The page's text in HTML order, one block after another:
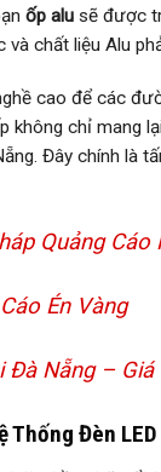
ốp alu sẽ được
chất liệu Alu
cao để các
không chỉ mang
Đây chính là
Quảng
Én Vàng
Nẵng –
Thống Đèn